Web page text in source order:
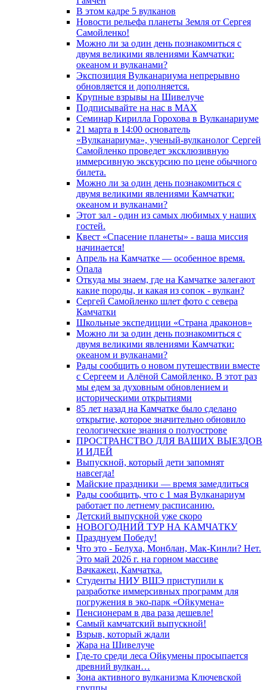
В этом кадре 5 вулканов
Новости рельефа планеты Земля от Сергея
Самойленко!
Можно ли за один день познакомиться с
двумя великими явлениями Камчатки:
океаном и вулканами?
Экспозиция Вулканариума непрерывно
обновляется и дополняется.
Крупные взрывы на Шивелуче
Подписывайте на нас в MAX
Семинар Кирилла Горохова в Вулканариуме
21 марта в 14:00 основатель
«Вулканариума», ученый-вулканолог Сергей
Самойленко проведет эксклюзивную
иммерсивную экскурсию по цене обычного
билета.
Можно ли за один день познакомиться с
двумя великими явлениями Камчатки:
океаном и вулканами?
Этот зал - один из самых любимых у наших
гостей.
Квест «Спасение планеты» - ваша миссия
начинается!
Апрель на Камчатке — особенное время.
Опала
Откуда мы знаем, где на Камчатке залегают
какие породы, и какая из сопок - вулкан?
Сергей Самойленко шлет фото с севера
Камчатки
Школьные экспедиции «Страна драконов»
Можно ли за один день познакомиться с
двумя великими явлениями Камчатки:
океаном и вулканами?
Рады сообщить о новом путешествии вместе
с Сергеем и Алёной Самойленко. В этот раз
мы едем за духовным обновлением и
историческими открытиями
85 лет назад на Камчатке было сделано
открытие, которое значительно обновило
геологические знания о полуострове
ПРОСТРАНСТВО ДЛЯ ВАШИХ ВЫЕЗДОВ
И ИДЕЙ
Выпускной, который дети запомнят
навсегда!
Майские праздники — время замедлиться
Рады сообщить, что с 1 мая Вулканариум
работает по летнему расписанию.
Детский выпускной уже скоро
НОВОГОДНИЙ ТУР НА КАМЧАТКУ
Празднуем Победу!
Что это - Белуха, Монблан, Мак-Кинли? Нет.
Это май 2026 г. на горном массиве
Вачкажец, Камчатка.
Студенты НИУ ВШЭ приступили к
разработке иммерсивных программ для
погружения в эко-парк «Ойкумена»
Пенсионерам в два раза дешевле!
Самый камчатский выпускной!
Взрыв, который ждали
Жара на Шивелуче
Где-то среди леса Ойкумены просыпается
древний вулкан…
Зона активного вулканизма Ключевской
группы